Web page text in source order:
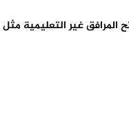
غير التعليمية مثل